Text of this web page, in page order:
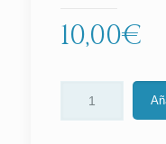
10,00€